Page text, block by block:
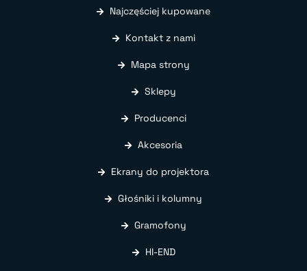
Najczęściej kupowane
Kontakt z nami
Mapa strony
Sklepy
Producenci
Akcesoria
Ekrany do projektora
Głośniki i kolumny
Gramofony
HI-END